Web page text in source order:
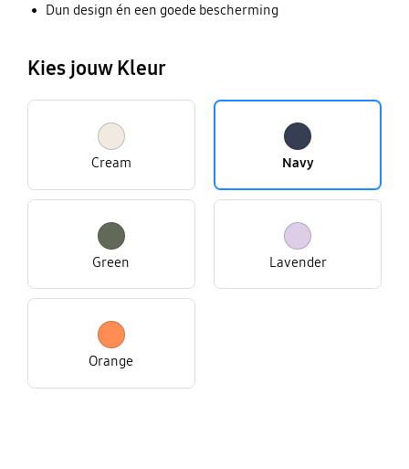
Dun design én een goede bescherming
Kies jouw Kleur
Cream Navy
Green Lavender
Orange